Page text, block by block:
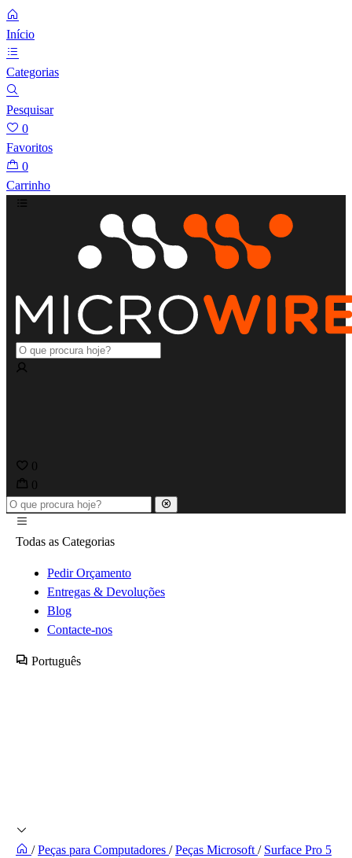
Início
Categorias
Pesquisar
0
Favoritos
0
Carrinho
0
0
Todas as Categorias
Pedir Orçamento
Entregas & Devoluções
Blog
Contacte-nos
Português
/ Peças para Computadores / Peças Microsoft/ Surface Pro 5